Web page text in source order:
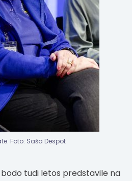
Foto: Saša Despot
tudi letos predstavile na